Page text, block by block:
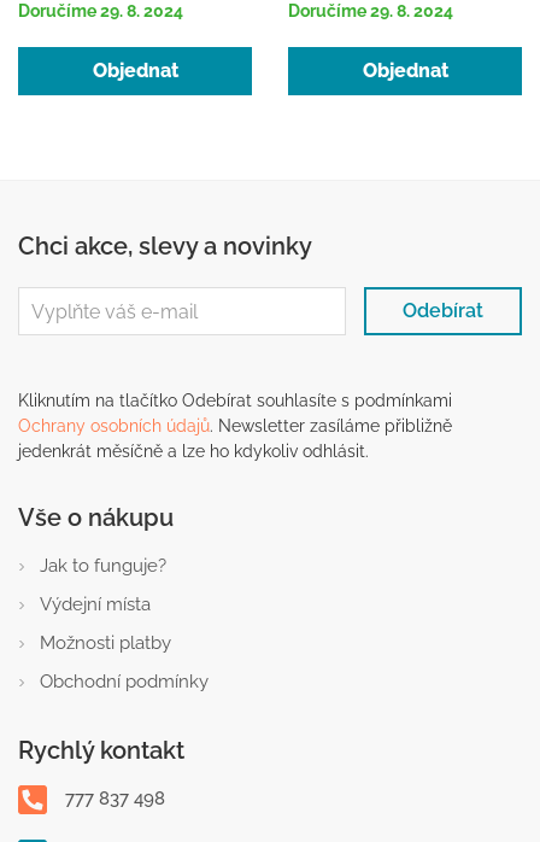
Doručíme29. 8. 2024
Objednat
Doručíme29. 8. 2024
Objednat
Chci akce, slevy a novinky
Kliknutím na tlačítko Odebírat souhlasíte s podmínkami
Ochrany osobních údajů. Newsletter zasíláme přibližně
jedenkrát měsíčně a lze ho kdykoliv odhlásit.
Vše o nákupu
Jak to funguje?
Výdejní místa
Možnosti platby
Obchodní podmínky
Rychlý kontakt
777 837 498